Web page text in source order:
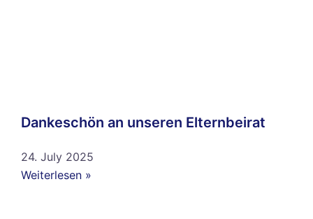
Dankeschön an unseren Elternbeirat
24. July 2025
Weiterlesen »